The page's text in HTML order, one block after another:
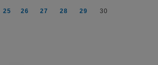
25 26 27 28 29 30